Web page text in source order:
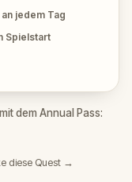
jedem Tag
Spielstart
dem Annual Pass:
diese Quest →